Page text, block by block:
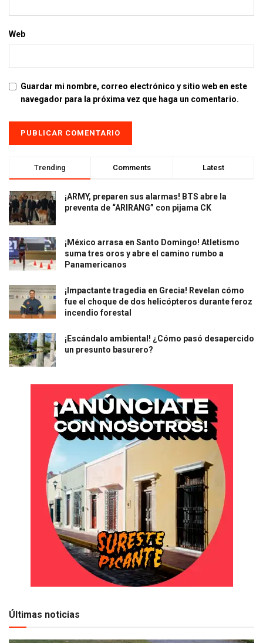
Web
Guardar mi nombre, correo electrónico y sitio web en este
navegador para la próxima vez que haga un comentario.
Trending Comments Latest
¡ARMY, preparen sus alarmas! BTS abre la
preventa de “ARIRANG” con pijama CK
¡México arrasa en Santo Domingo! Atletismo
suma tres oros y abre el camino rumbo a
Panamericanos
¡Impactante tragedia en Grecia! Revelan cómo
fue el choque de dos helicópteros durante feroz
incendio forestal
¡Escándalo ambiental! ¿Cómo pasó desapercido
un presunto basurero?
Últimas noticias